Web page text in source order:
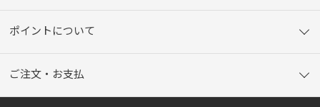
ポイントについて
ご注文・お支払